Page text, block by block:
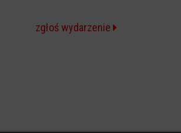
zgłoś wydarzenie